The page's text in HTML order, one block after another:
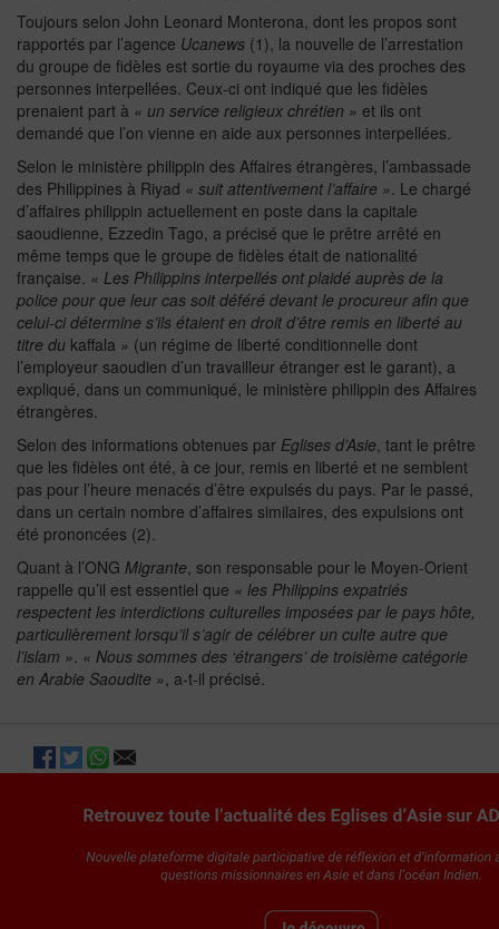
Toujours selon John Leonard Monterona, dont les propos sont
rapportés par l’agence Ucanews (1), la nouvelle de l’arrestation
du groupe de fidèles est sortie du royaume via des proches des
personnes interpellées. Ceux-ci ont indiqué que les fidèles
prenaient part à « un service religieux chrétien » et ils ont
demandé que l’on vienne en aide aux personnes interpellées.
Selon le ministère philippin des Affaires étrangères, l’ambassade
des Philippines à Riyad « suit attentivement l’affaire ». Le chargé
d’affaires philippin actuellement en poste dans la capitale
saoudienne, Ezzedin Tago, a précisé que le prêtre arrêté en
même temps que le groupe de fidèles était de nationalité
française. « Les Philippins interpellés ont plaidé auprès de la
police pour que leur cas soit déféré devant le procureur afin que
celui-ci détermine s’ils étaient en droit d’être remis en liberté au
titre du kaffala » (un régime de liberté conditionnelle dont
l’employeur saoudien d’un travailleur étranger est le garant), a
expliqué, dans un communiqué, le ministère philippin des Affaires
étrangères.
Selon des informations obtenues par Eglises d’Asie, tant le prêtre
que les fidèles ont été, à ce jour, remis en liberté et ne semblent
pas pour l’heure menacés d’être expulsés du pays. Par le passé,
dans un certain nombre d’affaires similaires, des expulsions ont
été prononcées (2).
Quant à l’ONG Migrante, son responsable pour le Moyen-Orient
rappelle qu’il est essentiel que « les Philippins expatriés
respectent les interdictions culturelles imposées par le pays hôte,
particulièrement lorsqu’il s’agir de célébrer un culte autre que
l’islam ». « Nous sommes des ‘étrangers’ de troisième catégorie
en Arabie Saoudite », a-t-il précisé.